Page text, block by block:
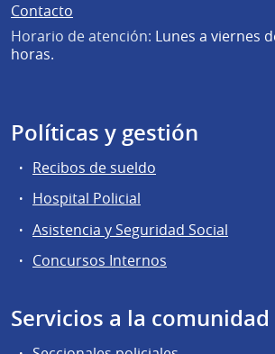
Contacto
Horario de atención: Lunes a viernes
horas.
Políticas y gestión
Recibos de sueldo
Hospital Policial
Asistencia y Seguridad Social
Concursos Internos
Servicios a la comunidad